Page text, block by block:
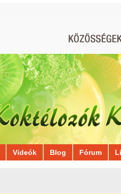
Videók Blog Fórum